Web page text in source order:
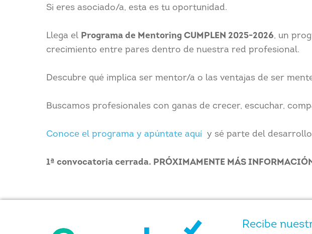
Si eres asociado/a, esta es tu oportunidad.
Llega el Programa de Mentoring CUMPLEN 2025-2026, un
crecimiento entre pares dentro de nuestra red profesional.
Descubre qué implica ser mentor/a o las ventajas de ser
Buscamos profesionales con ganas de crecer, escuchar,
Conoce el programa y apúntate aquí y sé parte del
1ª convocatoria cerrada. PRÓXIMAMENTE MÁS
Recibe